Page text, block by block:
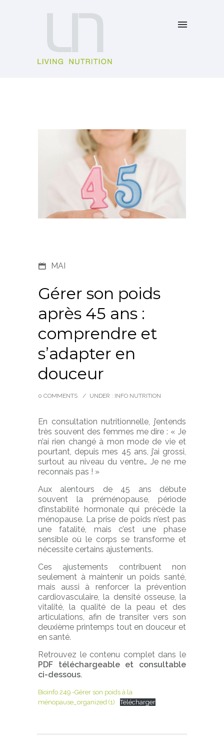
MAI
Gérer son poids
après 45 ans :
comprendre et
s’adapter en
douceur
0 COMMENTS / UNDER : INFO NUTRITION
En consultation nutritionnelle, j’entends
très souvent des femmes me dire : « Je
n’ai rien changé à mon mode de vie et
pourtant, depuis mes 45 ans, j’ai grossi,
surtout au niveau du ventre… Je ne me
reconnais pas ! »
Aux alentours de 45 ans débute
souvent la préménopause, période
d’instabilité hormonale qui précède la
ménopause. La prise de poids n’est pas
une fatalité, mais c’est une phase
sensible où le corps se transforme et
nécessite certains ajustements.
Ces ajustements contribuent non
seulement à maintenir un poids santé,
mais aussi à renforcer la prévention
cardiovasculaire, la densité osseuse, la
vitalité, la qualité de la peau et des
articulations, afin de transiter vers son
deuxième printemps tout en douceur et
en santé.
Retrouvez le contenu complet dans le
PDF téléchargeable et consultable
ci-dessous.
Bioinfo 249 -Gérer son poids à la
ménopause_organized (1)
Télécharger